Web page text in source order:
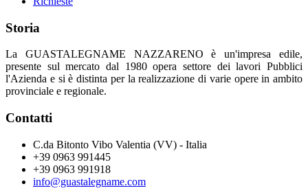
Storia
La GUASTALEGNAME NAZZARENO è un'impresa edile,
presente sul mercato dal 1980 opera settore dei lavori Pubblici
l'Azienda e si è distinta per la realizzazione di varie opere in ambito
provinciale e regionale.
Contatti
C.da Bitonto Vibo Valentia (VV) - Italia
+39 0963 991445
+39 0963 991918
info@guastalegname.com